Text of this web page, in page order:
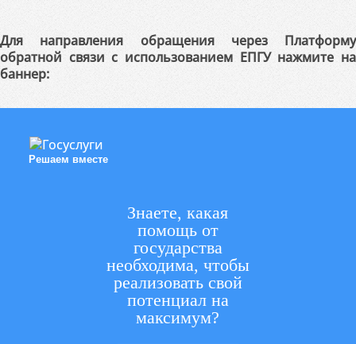
Для направления обращения через Платформу
обратной связи с использованием ЕПГУ нажмите на
баннер:
Решаем вместе
Знаете, какая
помощь от
государства
необходима, чтобы
реализовать свой
потенциал на
максимум?